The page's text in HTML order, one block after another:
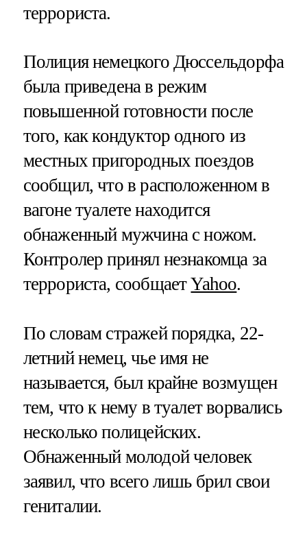
террориста.
Полиция немецкого Дюссельдорфа
была приведена в режим
повышенной готовности после
того, как кондуктор одного из
местных пригородных поездов
сообщил, что в расположенном в
вагоне туалете находится
обнаженный мужчина с ножом.
Контролер принял незнакомца за
террориста, сообщаетYahoo.
По словам стражей порядка, 22-
летний немец, чье имя не
называется, был крайне возмущен
тем, что к нему в туалет ворвались
несколько полицейских.
Обнаженный молодой человек
заявил, что всего лишь брил свои
гениталии.